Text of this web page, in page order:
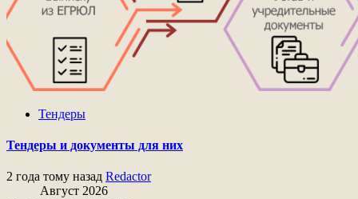
Тендеры
Тендеры и документы для них
2 года тому назад Redactor
Август 2026